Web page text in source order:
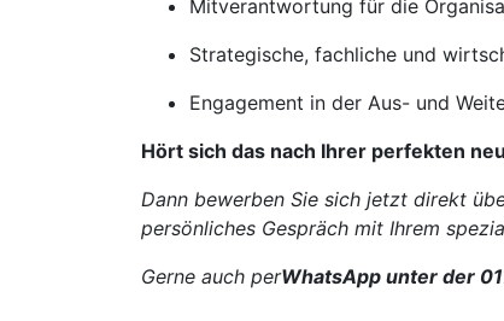
Mitverantwortung für die
Strategische, fachliche und
Engagement in der Aus- und
Hört sich das nach Ihrer perfekten
Dann bewerben Sie sich jetzt direkt
persönliches Gespräch mit Ihrem
Gerne auch perWhatsApp unter der